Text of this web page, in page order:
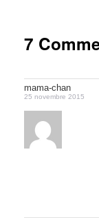
7
mama-chan
25 novembre 2015